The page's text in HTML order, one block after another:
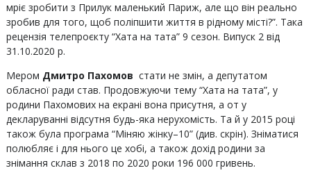
мріє зробити з Прилук маленький Париж, але що він реально
зробив для того, щоб поліпшити життя в рідному місті?”. Така
рецензія телепроєкту “Хата на тата” 9 сезон. Випуск 2 від
31.10.2020 р.
Мером Дмитро Пахомов стати не змін, а депутатом
обласної ради став. Продовжуючи тему “Хата на тата”, у
родини Пахомових на екрані вона присутня, а от у
декларуванні відсутня будь-яка нерухомість. Та й у 2015 році
також була програма “Міняю жінку–10” (див. скрін). Зніматися
полюбляє і для нього це хобі, а також дохід родини за
знімання склав з 2018 по 2020 роки 196 000 гривень.